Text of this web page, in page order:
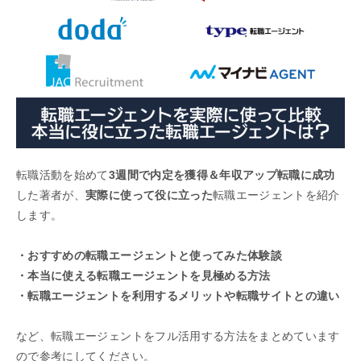
転職活動を始めて3週間で内定を獲得＆年収アップ転職に成功
した著者が、実際に使って役に立った転職エージェントを紹介
します。
・おすすめの転職エージェントと使ってみた体験談
・本当に使える転職エージェントを見極める方法
・転職エージェントを利用するメリットや転職サイトとの違い
など、転職エージェントをフル活用する方法をまとめています
ので参考にしてください。